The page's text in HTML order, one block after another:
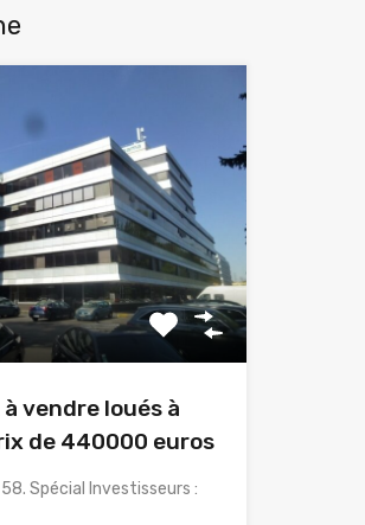
vendre loués à
de 440000 euros
Spécial Investisseurs :